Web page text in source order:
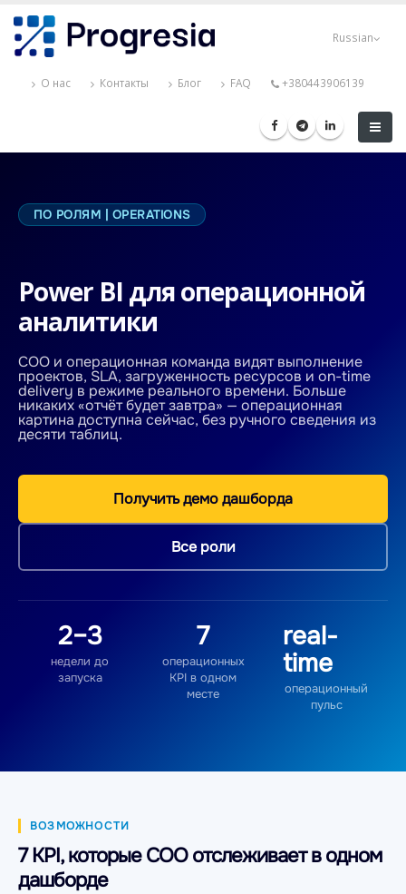
main
Russian
О нас Контакты Блог FAQ +380443906139
ПО РОЛЯМ | OPERATIONS
Power BI для операционной
аналитики
COO и операционная команда видят выполнение
проектов, SLA, загруженность ресурсов и on-time
delivery в режиме реального времени. Больше
никаких «отчёт будет завтра» — операционная
картина доступна сейчас, без ручного сведения из
десяти таблиц.
Получить демо дашборда
Все роли
2–3
недели до
запуска
7
операционных
KPI в одном
месте
real-
time
операционный
пульс
ВОЗМОЖНОСТИ
7 KPI, которые COO отслеживает в одном
дашборде